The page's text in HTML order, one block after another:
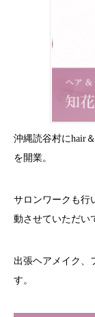
沖縄読谷村にhair
を開業。
サロンワークも行
動させていただい
出張ヘアメイク、
す。